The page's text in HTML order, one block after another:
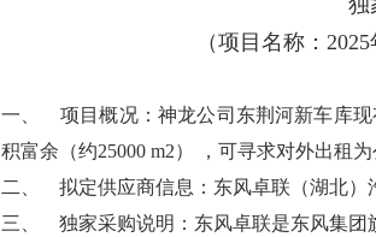
（项目名称：
一、 项目概况：神龙公司东荆河新车库现
积富余（约25000 m2） ，可寻求对外出租为
二、 拟定供应商信息：东风卓联（湖北）
三、 独家采购说明：东风卓联是东风集团